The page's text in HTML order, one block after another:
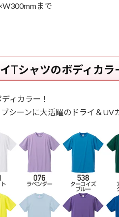
まで
Tシャツのボディカラ
ィカラー！
シーンに大活躍のドライ＆UV